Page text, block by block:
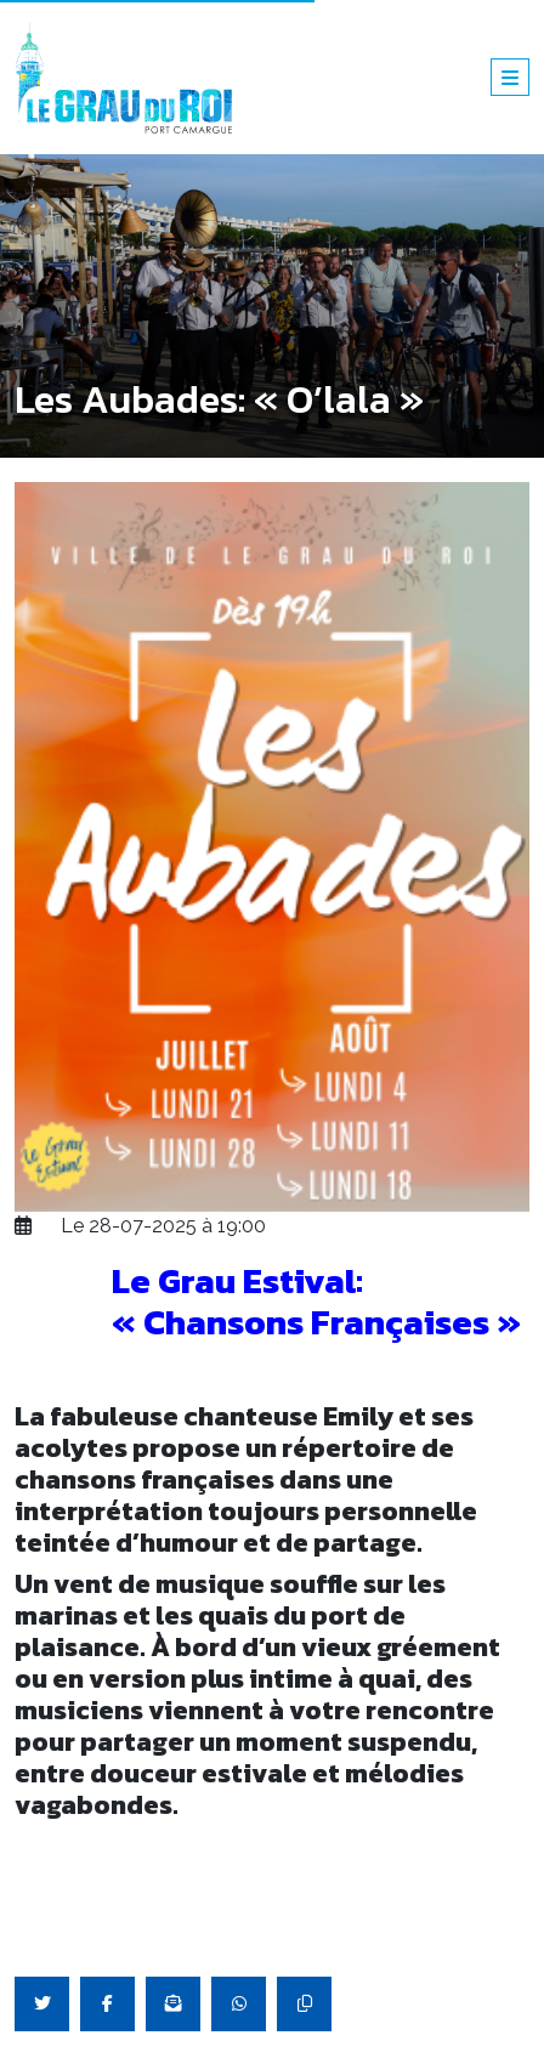
Les Aubades: « O’lala »
Le 28-07-2025 à 19:00
Le Grau Estival:
« Chansons Françaises »
La fabuleuse chanteuse Emily et ses
acolytes propose un répertoire de
chansons françaises dans une
interprétation toujours personnelle
teintée d’humour et de partage.
Un vent de musique souffle sur les
marinas et les quais du port de
plaisance. À bord d’un vieux gréement
ou en version plus intime à quai, des
musiciens viennent à votre rencontre
pour partager un moment suspendu,
entre douceur estivale et mélodies
vagabondes.